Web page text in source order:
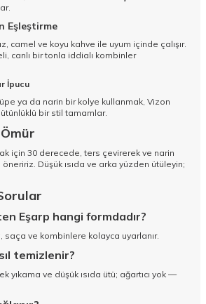
Eşleştirme
camel ve koyu kahve ile uyum içinde çalışır.
canlı bir tonla iddialı kombinler
İpucu
ya da narin bir kolye kullanmak, Vizon
bir stil tamamlar.
için 30 derecede, ters çevirerek ve narin
öneririz. Düşük ısıda ve arka yüzden ütüleyin;
Eşarp hangi formdadır?
saça ve kombinlere kolayca uyarlanır.
temizlenir?
yıkama ve düşük ısıda ütü; ağartıcı yok —